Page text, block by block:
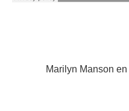
Marilyn Manson